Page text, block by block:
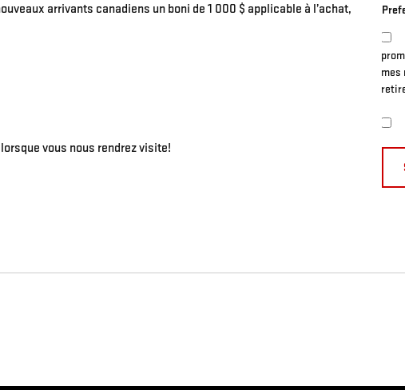
arrivants canadiens un boni de 1 000 $ applicable à l’achat,
vous nous rendrez visite!
mes